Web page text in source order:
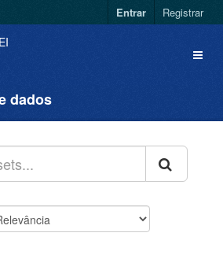
Entrar Registrar
dados